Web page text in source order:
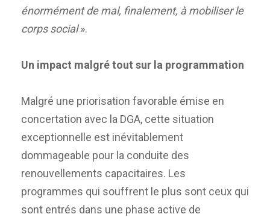
énormément de mal, finalement, à mobiliser le
corps social».
Un impact malgré tout sur la programmation
Malgré une priorisation favorable émise en
concertation avec la DGA, cette situation
exceptionnelle est inévitablement
dommageable pour la conduite des
renouvellements capacitaires. Les
programmes qui souffrent le plus sont ceux qui
sont entrés dans une phase active de